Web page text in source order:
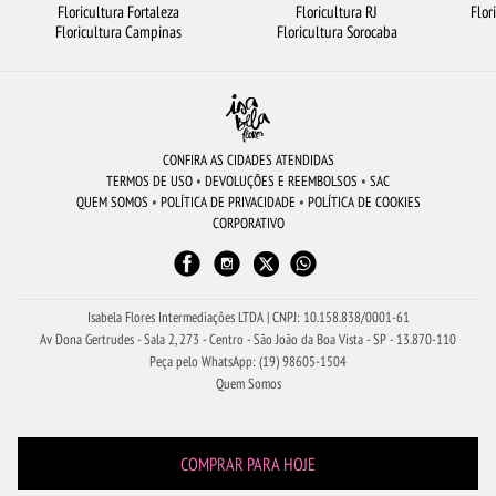
FLORICULTURA FORTALEZA FLORICULTURA RECIFE FLORICULTURA BARUERI
RAMALHETE DE FLORES
FLORICULTURA GUARULHOS
BUQUÊ DE 20 ROSAS VERMELHAS CIDADES MAIS PROCURADAS
COROA DE FLORES
ROSAS BRANCAS FLORES BRANCAS
Floricultura Fortaleza
Floricultura Campinas
Floricultura RJ
Floricultura Sorocaba
CONFIRA AS CIDADES ATENDIDAS
TERMOS DE USO • DEVOLUÇÕES E REEMBOLSOS • SAC
QUEM SOMOS • POLÍTICA DE PRIVACIDADE • POLÍTICA DE COOKIES
CORPORATIVO
Isabela Flores Intermediações LTDA | CNPJ: 10.158.838/0001-61
Av Dona Gertrudes - Sala 2, 273 - Centro - São João da Boa Vista - SP - 13.870-110
Peça pelo WhatsApp: (19) 98605-1504
Quem Somos
COMPRAR PARA HOJE